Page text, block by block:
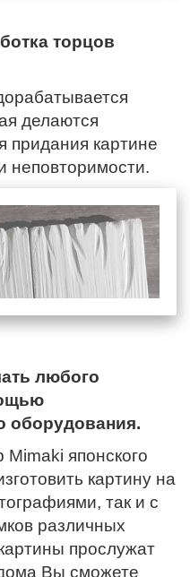
торцов
делаются
придания картине
неповторимости.
любого
оборудования.
японского
картину на
так и с
различных
прослужат
Вы сможете